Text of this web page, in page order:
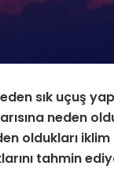
sık uçuş
neden
oldukları iklim
tahmin